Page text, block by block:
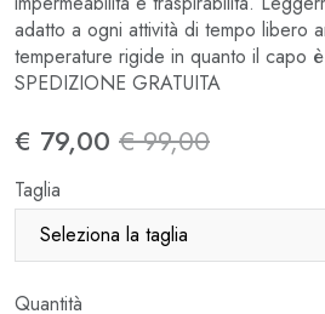
adatto a ogni attività di tempo libero
temperature rigide in quanto il capo
SPEDIZIONE GRATUITA
€ 79,00 € 99,00
Taglia
Quantità